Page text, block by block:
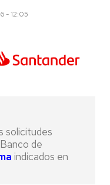
- 12:05
solicitudes
de
indicados en